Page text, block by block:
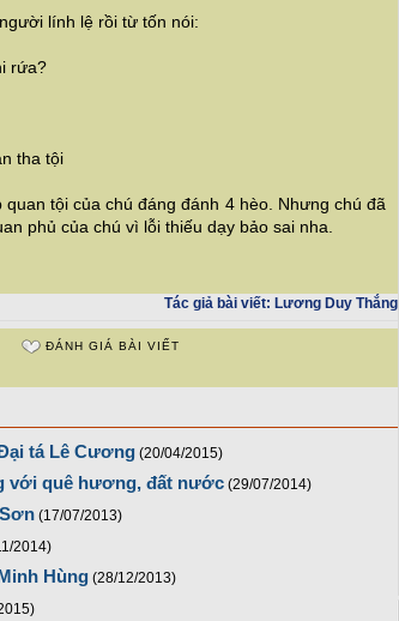
lính lệ rồi từ tốn nói:
rứa?
tha tội
tội của chú đáng đánh 4 hèo. Nhưng chú đã
phủ của chú vì lỗi thiếu dạy bảo sai nha.
Tác giả bài viết: Lương Duy Thắng
ĐÁNH GIÁ BÀI VIẾT
tá Lê Cương (20/04/2015)
với quê hương, đất nước (29/07/2014)
(17/07/2013)
2014)
Hùng (28/12/2013)